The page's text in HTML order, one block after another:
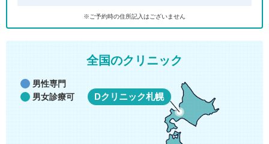
※ご予約時の住所記入はございません
全国のクリニック
男性専門
男女診療可
Dクリニック札幌